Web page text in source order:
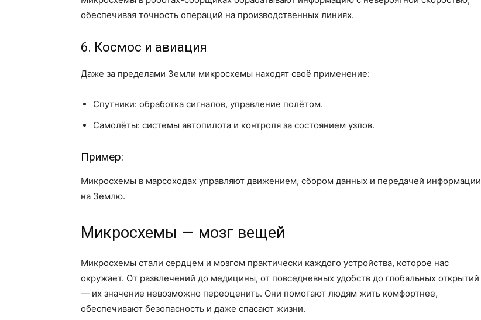
обеспечивая точность операций на производственных линиях.
6. Космос и авиация
Даже за пределами Земли микросхемы находят своё применение:
Спутники: обработка сигналов, управление полётом.
Самолёты: системы автопилота и контроля за состоянием узлов.
Пример:
Микросхемы в марсоходах управляют движением, сбором данных и передачей информации
на Землю.
Микросхемы — мозг вещей
Микросхемы стали сердцем и мозгом практически каждого устройства, которое нас
окружает. От развлечений до медицины, от повседневных удобств до глобальных открытий
— их значение невозможно переоценить. Они помогают людям жить комфортнее,
обеспечивают безопасность и даже спасают жизни.